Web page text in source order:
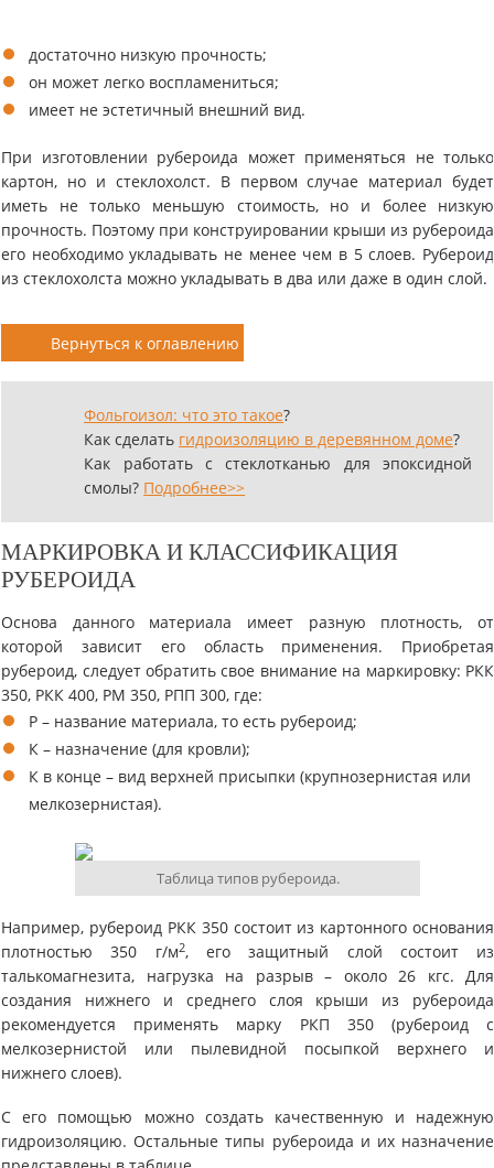
достаточно низкую прочность;
он может легко воспламениться;
имеет не эстетичный внешний вид.
При изготовлении рубероида может применяться не только
картон, но и стеклохолст. В первом случае материал будет
иметь не только меньшую стоимость, но и более низкую
прочность. Поэтому при конструировании крыши из рубероида
его необходимо укладывать не менее чем в 5 слоев. Рубероид
из стеклохолста можно укладывать в два или даже в один слой.
Вернуться к оглавлению
Фольгоизол: что это такое?
Как сделать гидроизоляцию в деревянном доме?
Как работать с стеклотканью для эпоксидной
смолы? Подробнее>>
МАРКИРОВКА И КЛАССИФИКАЦИЯ
РУБЕРОИДА
Основа данного материала имеет разную плотность, от
которой зависит его область применения. Приобретая
рубероид, следует обратить свое внимание на маркировку: РКК
350, РКК 400, РМ 350, РПП 300, где:
Р – название материала, то есть рубероид;
К – назначение (для кровли);
К в конце – вид верхней присыпки (крупнозернистая или
мелкозернистая).
Таблица типов рубероида.
Например, рубероид РКК 350 состоит из картонного основания
плотностью 350 г/м2, его защитный слой состоит из
талькомагнезита, нагрузка на разрыв – около 26 кгс. Для
создания нижнего и среднего слоя крыши из рубероида
рекомендуется применять марку РКП 350 (рубероид с
мелкозернистой или пылевидной посыпкой верхнего и
нижнего слоев).
С его помощью можно создать качественную и надежную
гидроизоляцию. Остальные типы рубероида и их назначение